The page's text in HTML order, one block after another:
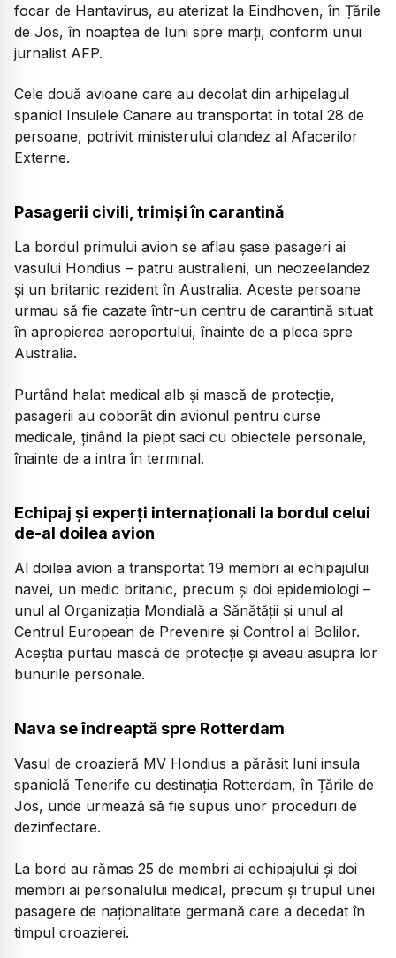
focar de Hantavirus, au aterizat la Eindhoven, în Țările
de Jos, în noaptea de luni spre marți, conform unui
jurnalist AFP.
Cele două avioane care au decolat din arhipelagul
spaniol Insulele Canare au transportat în total 28 de
persoane, potrivit ministerului olandez al Afacerilor
Externe.
Pasagerii civili, trimiși în carantină
La bordul primului avion se aflau șase pasageri ai
vasului Hondius – patru australieni, un neozeelandez
și un britanic rezident în Australia. Aceste persoane
urmau să fie cazate într-un centru de carantină situat
în apropierea aeroportului, înainte de a pleca spre
Australia.
Purtând halat medical alb și mască de protecție,
pasagerii au coborât din avionul pentru curse
medicale, ținând la piept saci cu obiectele personale,
înainte de a intra în terminal.
Echipaj și experți internaționali la bordul celui
de-al doilea avion
Al doilea avion a transportat 19 membri ai echipajului
navei, un medic britanic, precum și doi epidemiologi –
unul al Organizația Mondială a Sănătății și unul al
Centrul European de Prevenire și Control al Bolilor.
Aceștia purtau mască de protecție și aveau asupra lor
bunurile personale.
Nava se îndreaptă spre Rotterdam
Vasul de croazieră MV Hondius a părăsit luni insula
spaniolă Tenerife cu destinația Rotterdam, în Țările de
Jos, unde urmează să fie supus unor proceduri de
dezinfectare.
La bord au rămas 25 de membri ai echipajului și doi
membri ai personalului medical, precum și trupul unei
pasagere de naționalitate germană care a decedat în
timpul croazierei.